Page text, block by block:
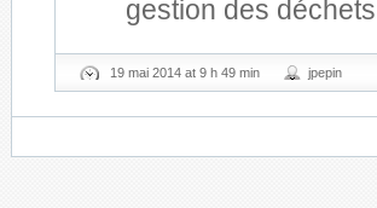
gestion des
19 mai 2014 at 9 h 49 min jpepin